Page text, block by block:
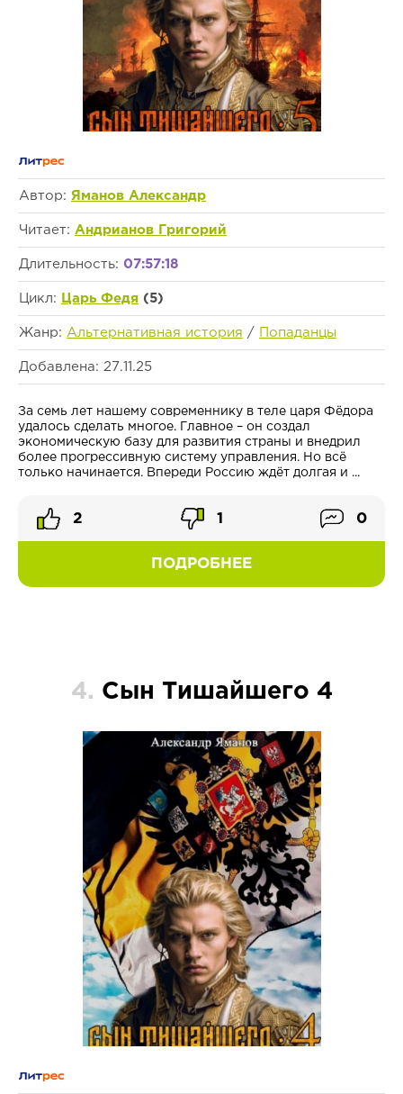
Автор: Яманов Александр
Читает: Андрианов Григорий
Длительность: 07:57:18
Цикл: Царь Федя (5)
Жанр: Альтернативная история / Попаданцы
Добавлена: 27.11.25
За семь лет нашему современнику в теле царя Фёдора
удалось сделать многое. Главное – он создал
экономическую базу для развития страны и внедрил
более прогрессивную систему управления. Но всё
только начинается. Впереди Россию ждёт долгая и ...
ПОДРОБНЕЕ
2 1 0
4. Сын Тишайшего 4